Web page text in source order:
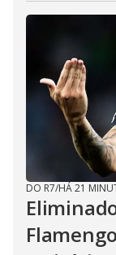
DO R7/HÁ 21